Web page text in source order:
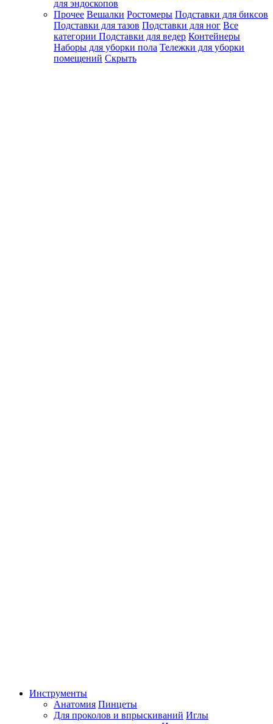
для эндоскопов
Прочее Вешалки Ростомеры Подставки для биксов
Подставки для тазов Подставки для ног Все
категории Подставки для ведер Контейнеры
Наборы для уборки пола Тележки для уборки
помещений Скрыть
Инструменты
Анатомия Пинцеты
Для проколов и впрыскиваний Иглы